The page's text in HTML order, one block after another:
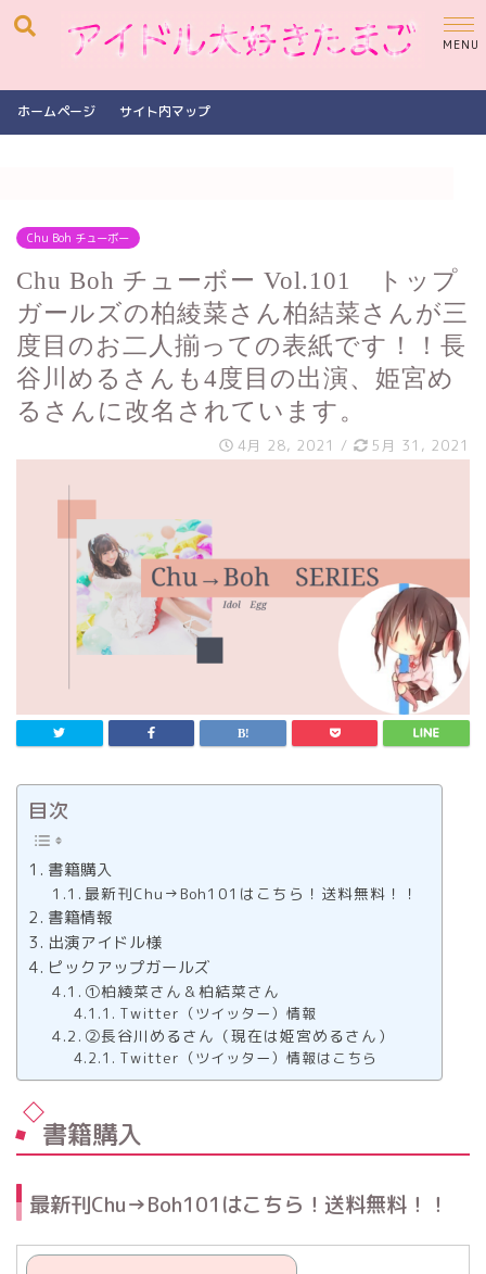
ホームページ サイト内マップ
Chu Boh チューボー
Chu Boh チューボー Vol.101 トップ
ガールズの柏綾菜さん柏結菜さんが三
度目のお二人揃っての表紙です！！長
谷川めるさんも4度目の出演、姫宮め
るさんに改名されています。
4月 28, 2021 / 5月 31, 2021
目次
書籍購入
最新刊Chu→Boh101はこちら！送料無料！！
書籍情報
出演アイドル様
ピックアップガールズ
①柏綾菜さん＆柏結菜さん
Twitter（ツイッター）情報
②長谷川めるさん（現在は姫宮めるさん）
Twitter（ツイッター）情報はこちら
書籍購入
最新刊Chu→Boh101はこちら！送料無料！！